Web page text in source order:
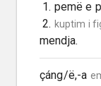
2. kuptim i
mendja.
çáng/ë,-a